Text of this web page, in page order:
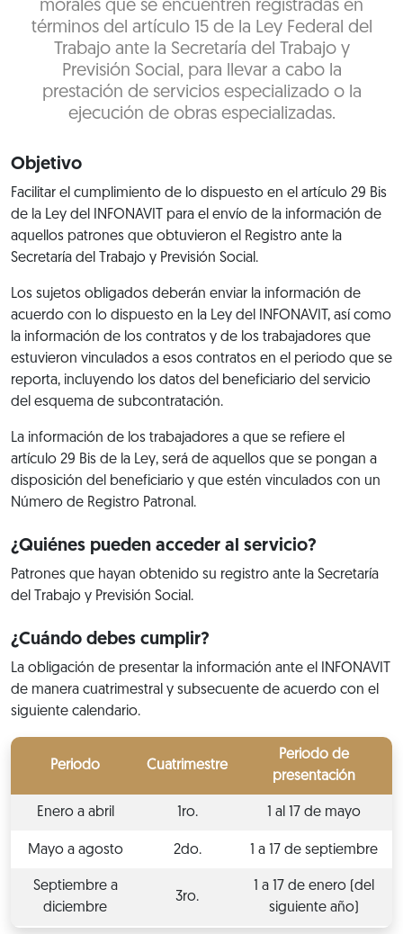
morales que se encuentren registradas en
términos del artículo 15 de la Ley Federal del
Trabajo ante la Secretaría del Trabajo y
Previsión Social, para llevar a cabo la
prestación de servicios especializado o la
ejecución de obras especializadas.
Objetivo
Facilitar el cumplimiento de lo dispuesto en el artículo 29 Bis
de la Ley del INFONAVIT para el envío de la información de
aquellos patrones que obtuvieron el Registro ante la
Secretaría del Trabajo y Previsión Social.
Los sujetos obligados deberán enviar la información de
acuerdo con lo dispuesto en la Ley del INFONAVIT, así como
la información de los contratos y de los trabajadores que
estuvieron vinculados a esos contratos en el periodo que se
reporta, incluyendo los datos del beneficiario del servicio
del esquema de subcontratación.
La información de los trabajadores a que se refiere el
artículo 29 Bis de la Ley, será de aquellos que se pongan a
disposición del beneficiario y que estén vinculados con un
Número de Registro Patronal.
¿Quiénes pueden acceder al servicio?
Patrones que hayan obtenido su registro ante la Secretaría
del Trabajo y Previsión Social.
¿Cuándo debes cumplir?
La obligación de presentar la información ante el INFONAVIT
de manera cuatrimestral y subsecuente de acuerdo con el
siguiente calendario.
Periodo Cuatrimestre
Periodo de
presentación
Enero a abril 1ro. 1 al 17 de mayo
Mayo a agosto 2do. 1 a 17 de septiembre
Septiembre a
diciembre
3ro.
1 a 17 de enero (del
siguiente año)